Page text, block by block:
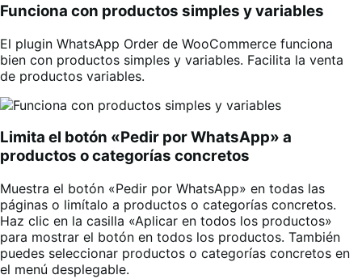
Funciona con productos simples y variables
El plugin WhatsApp Order de WooCommerce funciona
bien con productos simples y variables. Facilita la venta
de productos variables.
Limita el botón «Pedir por WhatsApp» a
productos o categorías concretos
Muestra el botón «Pedir por WhatsApp» en todas las
páginas o limítalo a productos o categorías concretos.
Haz clic en la casilla «Aplicar en todos los productos»
para mostrar el botón en todos los productos. También
puedes seleccionar productos o categorías concretos en
el menú desplegable.